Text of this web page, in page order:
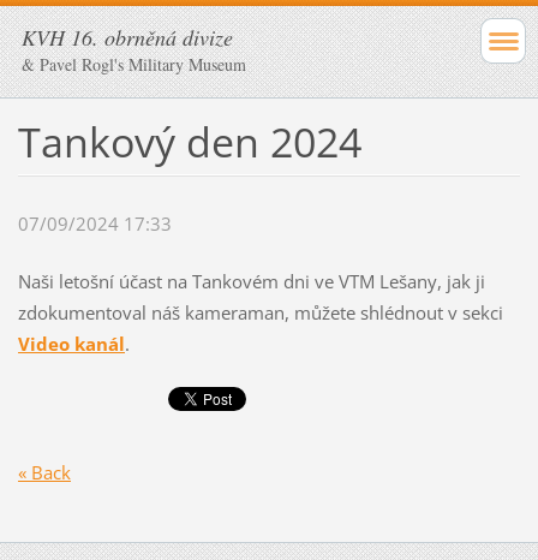
KVH 16. obrněná divize
& Pavel Rogl's Military Museum
Tankový den 2024
07/09/2024 17:33
Naši letošní účast na Tankovém dni ve VTM Lešany, jak ji
zdokumentoval náš kameraman, můžete shlédnout v sekci
Video kanál.
« Back